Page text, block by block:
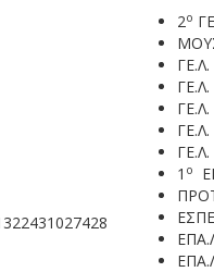
2431027428
2ο
1 ο